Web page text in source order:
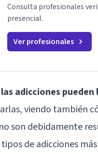
Consulta profesionales
presencial.
Ver profesionales
adicciones
viendo también
son debidamente
tipos de adicciones